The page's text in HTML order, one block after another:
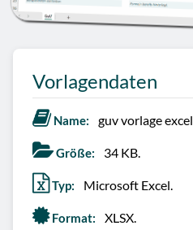
Vorlagendaten
Name: guv vorlage excel.
Größe: 34 KB.
Typ: Microsoft Excel.
Format: XLSX.